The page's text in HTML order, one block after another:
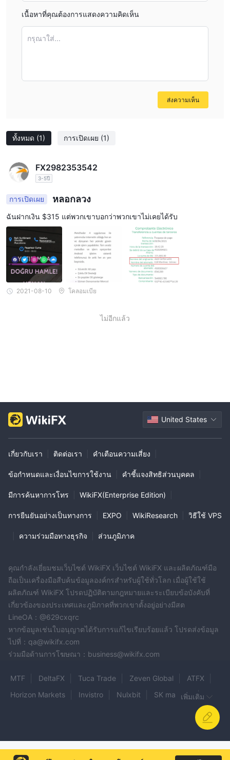
ทั้งหมด (1) การเปิดเผย (1)
FX2982353542
3-5ปี
การเปิดเผย หลอกลวง
ฉันฝากเงิน $315 แต่พวกเขาบอกว่าพวกเขาไม่เคยได้รับ
2021-08-10 โคลอมเบีย
ไม่อีกแล้ว
เนื้อหาที่คุณต้องการแสดงความคิดเห็น
กรุณาใส่...
ส่งความเห็น
United States
เกี่ยวกับเรา ติดต่อเรา คำเตือนความเสี่ยง
ข้อกำหนดและเงื่อนไขการใช้งาน คำชี้แจงสิทธิส่วนบุคคล
มีการค้นหาการโทร WikiFX(Enterprise Edition)
การยืนยันอย่างเป็นทางการ EXPO WikiResearch วิธีใช้ VPS
ความร่วมมือทางธุรกิจ ส่วนภูมิภาค
คุณกำลังเยี่ยมชมเว็บไซต์ WikiFX เว็บไซต์ WikiFX และผลิตภัณฑ์มือ
ถือเป็นเครื่องมือสืบค้นข้อมูลองค์กรสำหรับผู้ใช้ทั่วโลก เมื่อผู้ใช้ใช้
ผลิตภัณฑ์ WikiFX โปรดปฏิบัติตามกฎหมายและระเบียบข้อบังคับที่
เกี่ยวข้องของประเทศและภูมิภาคที่พวกเขาตั้งอยู่อย่างมีสต
LineOA：@629cxqrc
หากข้อมูลเช่นใบอนุญาตได้รับการแก้ไขเรียบร้อยแล้ว โปรดส่งข้อมูล
ไปที่：qa@wikifx.com
ร่วมมือด้านการโฆษณา：business@wikifx.com
MTF DeltaFX Tuca Trade Zeven Global
ATFX
Horizon Markets
Invistro Nulxbit
SK markets
Questrade
SABA Uni Borsa
เพิ่มเติม